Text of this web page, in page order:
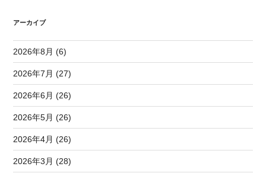
アーカイブ
2026年8月 (6)
2026年7月 (27)
2026年6月 (26)
2026年5月 (26)
2026年4月 (26)
2026年3月 (28)